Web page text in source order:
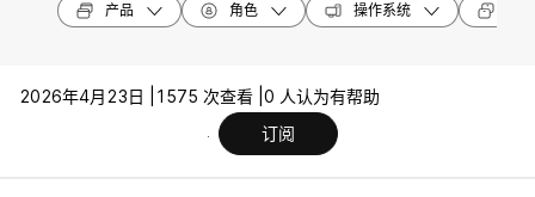
产品 角色 操作系统
2026年4月23日 | 1575 次查看 | 0 人认为有帮助
订阅